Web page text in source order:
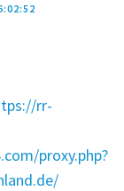
rr-
proxy.php?